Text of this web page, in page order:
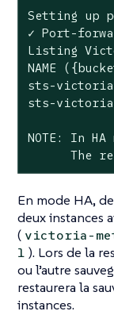
Setting up
✓ Port-
Listing
NAME
sts-victoria-
sts-victoria-
NOTE: In
The
En mode HA,
deux instances
( victoria-
1 ). Lors de la
ou l’autre
restaurera la
instances.